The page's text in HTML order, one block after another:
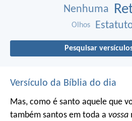
Nenhuma
Olhos
Pesquisar
Versículo da Bíblia do dia
Mas, como é santo aquele que
também santos em toda a vossa